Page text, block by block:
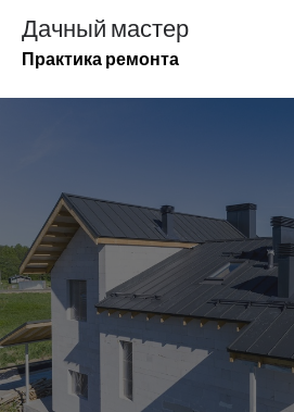
содержимому
Дачный мастер
Практика ремонта